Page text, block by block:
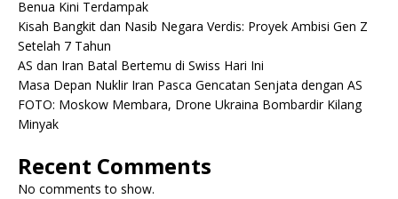
Benua Kini Terdampak
Kisah Bangkit dan Nasib Negara Verdis: Proyek Ambisi Gen Z
Setelah 7 Tahun
AS dan Iran Batal Bertemu di Swiss Hari Ini
Masa Depan Nuklir Iran Pasca Gencatan Senjata dengan AS
FOTO: Moskow Membara, Drone Ukraina Bombardir Kilang
Minyak
Recent Comments
No comments to show.